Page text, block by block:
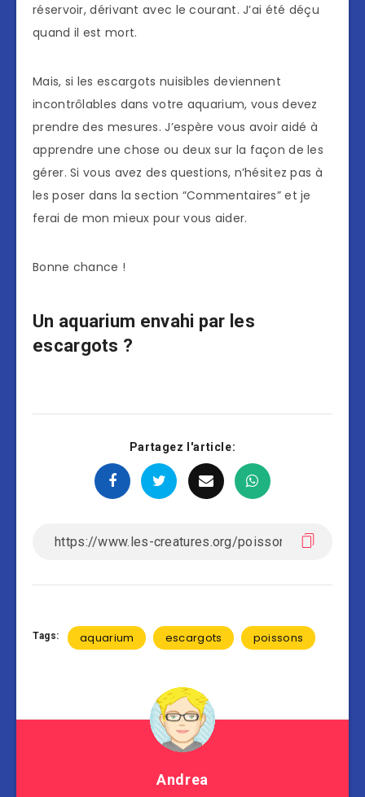
réservoir, dérivant avec le courant. J’ai été déçu
quand il est mort.
Mais, si les escargots nuisibles deviennent
incontrôlables dans votre aquarium, vous devez
prendre des mesures. J’espère vous avoir aidé à
apprendre une chose ou deux sur la façon de les
gérer. Si vous avez des questions, n’hésitez pas à
les poser dans la section “Commentaires” et je
ferai de mon mieux pour vous aider.
Bonne chance !
Un aquarium envahi par les
escargots ?
Partagez l'article:
Tags: aquarium escargots poissons
Andrea